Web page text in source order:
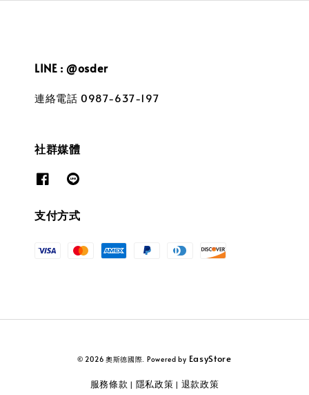
LINE : @osder
連絡電話 0987-637-197
社群媒體
支付方式
© 2026 奧斯德國際. Powered by EasyStore
服務條款 | 隱私政策 | 退款政策